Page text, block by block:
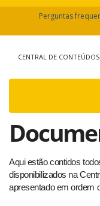
Perguntas
CENTRAL DE CONTEÚDOS
Aqui estão contidos
disponibilizados na
apresentado em ordem